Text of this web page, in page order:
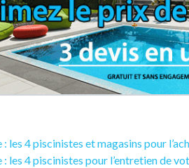
: les 4 piscinistes et magasins pour
: les 4 piscinistes pour l’entretien de